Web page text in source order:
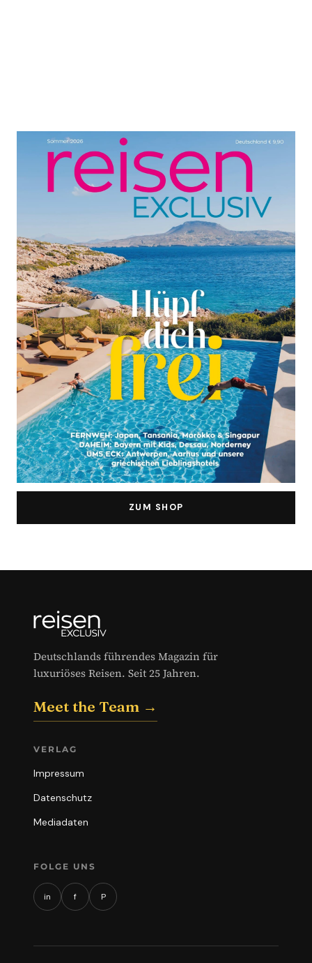
ZUM SHOP
Deutschlands führendes Magazin für
luxuriöses Reisen. Seit 25 Jahren.
Meet the Team →
VERLAG
Impressum
Datenschutz
Mediadaten
FOLGE UNS
in f P